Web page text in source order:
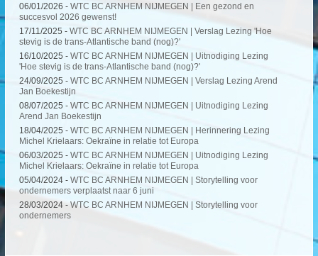
06/01/2026 - WTC BC ARNHEM NIJMEGEN | Een gezond en
succesvol 2026 gewenst!
17/11/2025 - WTC BC ARNHEM NIJMEGEN | Verslag Lezing 'Hoe
stevig is de trans-Atlantische band (nog)?'
16/10/2025 - WTC BC ARNHEM NIJMEGEN | Uitnodiging Lezing
'Hoe stevig is de trans-Atlantische band (nog)?'
24/09/2025 - WTC BC ARNHEM NIJMEGEN | Verslag Lezing Arend
Jan Boekestijn
08/07/2025 - WTC BC ARNHEM NIJMEGEN | Uitnodiging Lezing
Arend Jan Boekestijn
18/04/2025 - WTC BC ARNHEM NIJMEGEN | Herinnering Lezing
Michel Krielaars: Oekraïne in relatie tot Europa
06/03/2025 - WTC BC ARNHEM NIJMEGEN | Uitnodiging Lezing
Michel Krielaars: Oekraïne in relatie tot Europa
05/04/2024 - WTC BC ARNHEM NIJMEGEN | Storytelling voor
ondernemers verplaatst naar 6 juni
28/03/2024 - WTC BC ARNHEM NIJMEGEN | Storytelling voor
ondernemers